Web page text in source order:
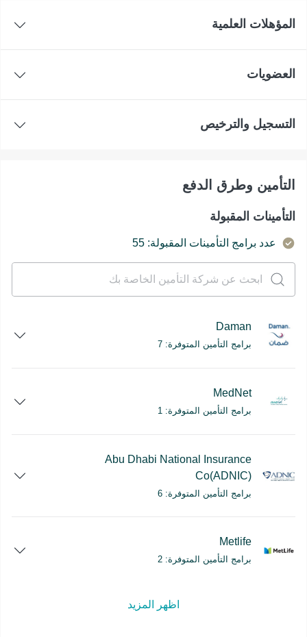
المؤهلات العلمية
العضويات
التسجيل والترخيص
التأمين وطرق الدفع
التأمينات المقبولة
عدد برامج التأمينات المقبولة: 55
Daman
برامج التأمين المتوفرة: 7
MedNet
برامج التأمين المتوفرة: 1
Abu Dhabi National Insurance
Co(ADNIC)
برامج التأمين المتوفرة: 6
Metlife
برامج التأمين المتوفرة: 2
اظهر المزيد